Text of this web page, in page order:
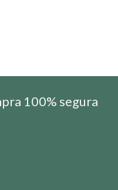
100% segura